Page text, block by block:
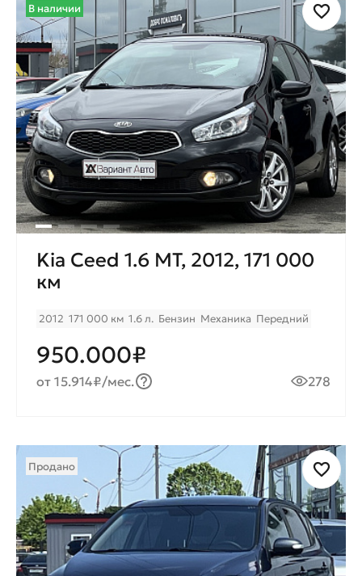
В наличии
Kia Ceed 1.6 MT, 2012, 171 000
км
2012 171 000 км 1.6 л. Бензин Механика Передний
950.000₽
от 15.914₽/мес. 278
Продано